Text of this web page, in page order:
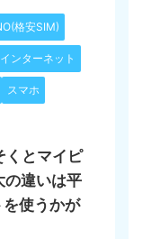
格安SIM)
インターネット
スマホ
くとマイピ
の違いは平
使うかが